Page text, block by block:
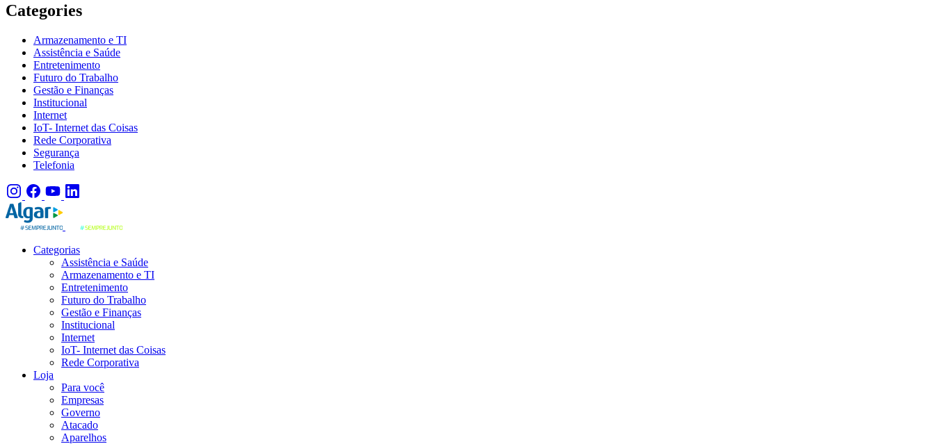
Categories
Armazenamento e TI
Assistência e Saúde
Entretenimento
Futuro do Trabalho
Gestão e Finanças
Institucional
Internet
IoT- Internet das Coisas
Rede Corporativa
Segurança
Telefonia
Categorias
Assistência e Saúde
Armazenamento e TI
Entretenimento
Futuro do Trabalho
Gestão e Finanças
Institucional
Internet
IoT- Internet das Coisas
Rede Corporativa
Loja
Para você
Empresas
Governo
Atacado
Aparelhos